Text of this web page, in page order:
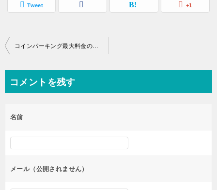
Tweet +1
投
ビ
ー
シ
ン
コインパーキング最大料金のトラブルを避ける連泊の使い方
コメントを残す
名前
メール（公開されません）